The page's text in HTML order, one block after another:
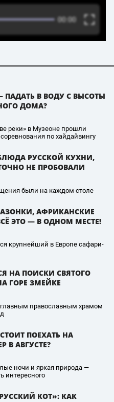
ПАДАТЬ В ВОДУ С ВЫСОТЫ
ДОМА?
реки» в Музеоне прошли
по хайдайвингу
РУССКОЙ КУХНИ,
НЕ ПРОБОВАЛИ
были на каждом столе
АФРИКАНСКИЕ
ЭТО — В ОДНОМ МЕСТЕ!
крупнейший в Европе сафари-
НА ПОИСКИ СВЯТОГО
ГОРЕ ЗМЕЙКЕ
православным храмом
ПОЕХАТЬ НА
В АВГУСТЕ?
ночи и яркая природа —
интересного
КОТ»: КАК